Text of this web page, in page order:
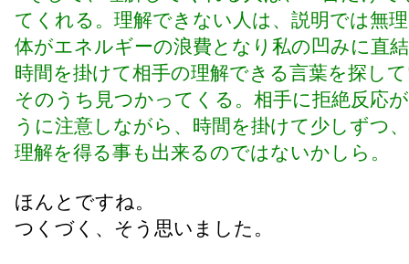
てくれる。理解できない人は、説明では無
体がエネルギーの浪費となり私の凹みに直
時間を掛けて相手の理解できる言葉を探し
そのうち見つかってくる。相手に拒絶反応
うに注意しながら、時間を掛けて少しずつ
理解を得る事も出来るのではないかしら。
ほんとですね。
つくづく、そう思いました。